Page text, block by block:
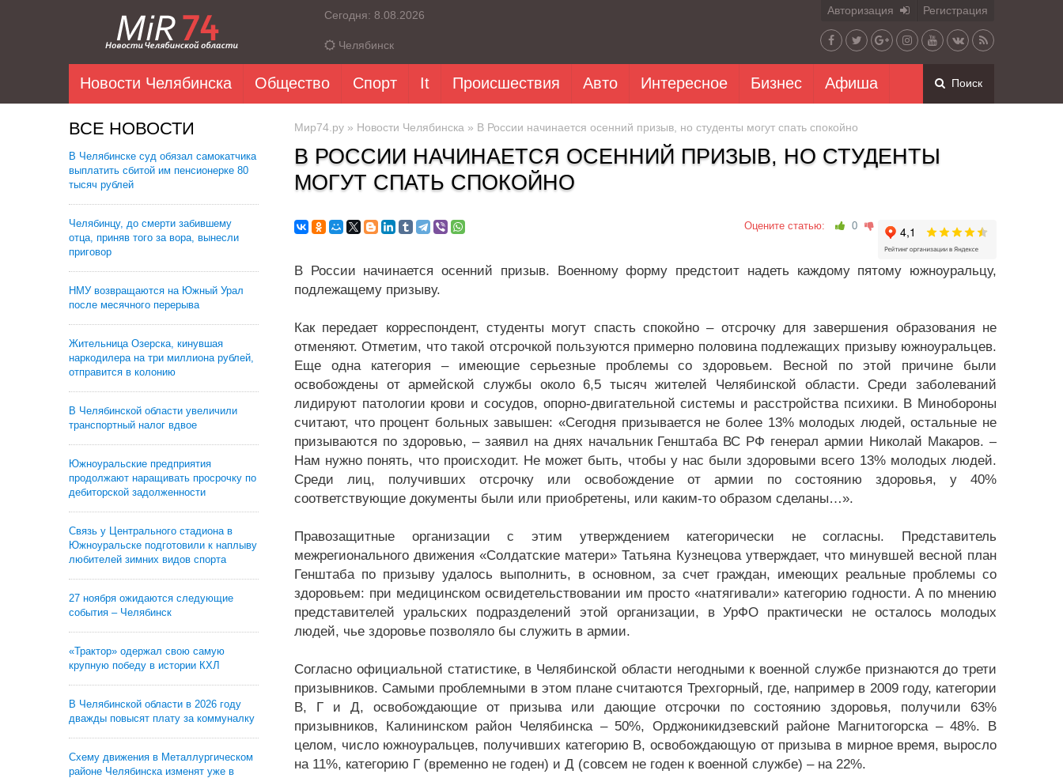
Сегодня: 8.08.2026
Челябинск
Авторизация Регистрация
Новости Челябинска Общество Спорт It Происшествия Авто Интересное Бизнес Афиша Поиск
ВСЕ НОВОСТИ
В Челябинске суд обязал самокатчика
выплатить сбитой им пенсионерке 80
тысяч рублей
Челябинцу, до смерти забившему
отца, приняв того за вора, вынесли
приговор
НМУ возвращаются на Южный Урал
после месячного перерыва
Жительница Озерска, кинувшая
наркодилера на три миллиона рублей,
отправится в колонию
В Челябинской области увеличили
транспортный налог вдвое
Южноуральские предприятия
продолжают наращивать просрочку по
дебиторской задолженности
Связь у Центрального стадиона в
Южноуральске подготовили к наплыву
любителей зимних видов спорта
27 ноября ожидаются следующие
события – Челябинск
«Трактор» одержал свою самую
крупную победу в истории КХЛ
В Челябинской области в 2026 году
дважды повысят плату за коммуналку
Схему движения в Металлургическом
районе Челябинска изменят уже в
Мир74.ру » Новости Челябинска » В России начинается осенний призыв, но студенты могут спать спокойно
В РОССИИ НАЧИНАЕТСЯ ОСЕННИЙ ПРИЗЫВ, НО СТУДЕНТЫ
МОГУТ СПАТЬ СПОКОЙНО
Оцените статью: 0
В России начинается осенний призыв. Военному форму предстоит надеть каждому пятому южноуральцу,
подлежащему призыву.
Как передает корреспондент, студенты могут спасть спокойно – отсрочку для завершения образования не
отменяют. Отметим, что такой отсрочкой пользуются примерно половина подлежащих призыву южноуральцев.
Еще одна категория – имеющие серьезные проблемы со здоровьем. Весной по этой причине были
освобождены от армейской службы около 6,5 тысяч жителей Челябинской области. Среди заболеваний
лидируют патологии крови и сосудов, опорно-двигательной системы и расстройства психики. В Минобороны
считают, что процент больных завышен: «Сегодня призывается не более 13% молодых людей, остальные не
призываются по здоровью, – заявил на днях начальник Генштаба ВС РФ генерал армии Николай Макаров. –
Нам нужно понять, что происходит. Не может быть, чтобы у нас были здоровыми всего 13% молодых людей.
Среди лиц, получивших отсрочку или освобождение от армии по состоянию здоровья, у 40%
соответствующие документы были или приобретены, или каким-то образом сделаны…».
Правозащитные организации с этим утверждением категорически не согласны. Представитель
межрегионального движения «Солдатские матери» Татьяна Кузнецова утверждает, что минувшей весной план
Генштаба по призыву удалось выполнить, в основном, за счет граждан, имеющих реальные проблемы со
здоровьем: при медицинском освидетельствовании им просто «натягивали» категорию годности. А по мнению
представителей уральских подразделений этой организации, в УрФО практически не осталось молодых
людей, чье здоровье позволяло бы служить в армии.
Согласно официальной статистике, в Челябинской области негодными к военной службе признаются до трети
призывников. Самыми проблемными в этом плане считаются Трехгорный, где, например в 2009 году, категории
В, Г и Д, освобождающие от призыва или дающие отсрочки по состоянию здоровья, получили 63%
призывников, Калининском район Челябинска – 50%, Орджоникидзевский районе Магнитогорска – 48%. В
целом, число южноуральцев, получивших категорию В, освобождающую от призыва в мирное время, выросло
на 11%, категорию Г (временно не годен) и Д (совсем не годен к военной службе) – на 22%.